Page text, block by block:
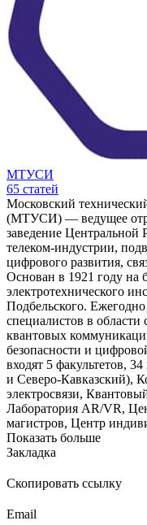
МТУСИ
65 статей
Московский
(МТУСИ) — ведущее
заведение Центральной
телеком-индустрии,
цифрового развития,
Основан в 1921 году на
электротехнического
Подбельского.
специалистов в
квантовых
безопасности и
входят 5 факультетов,
и Северо-Кавказский),
электросвязи,
Лаборатория AR/VR,
магистров, Центр
Показать больше
Закладка
Скопировать ссылку
Email